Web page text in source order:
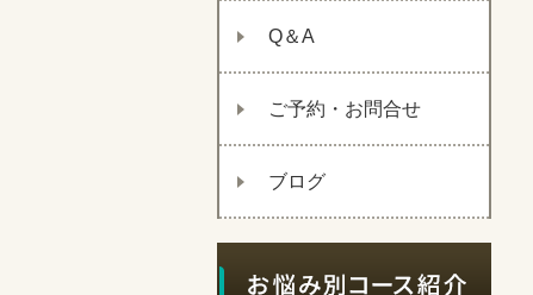
Q＆A
ご予約・お問合せ
ブログ